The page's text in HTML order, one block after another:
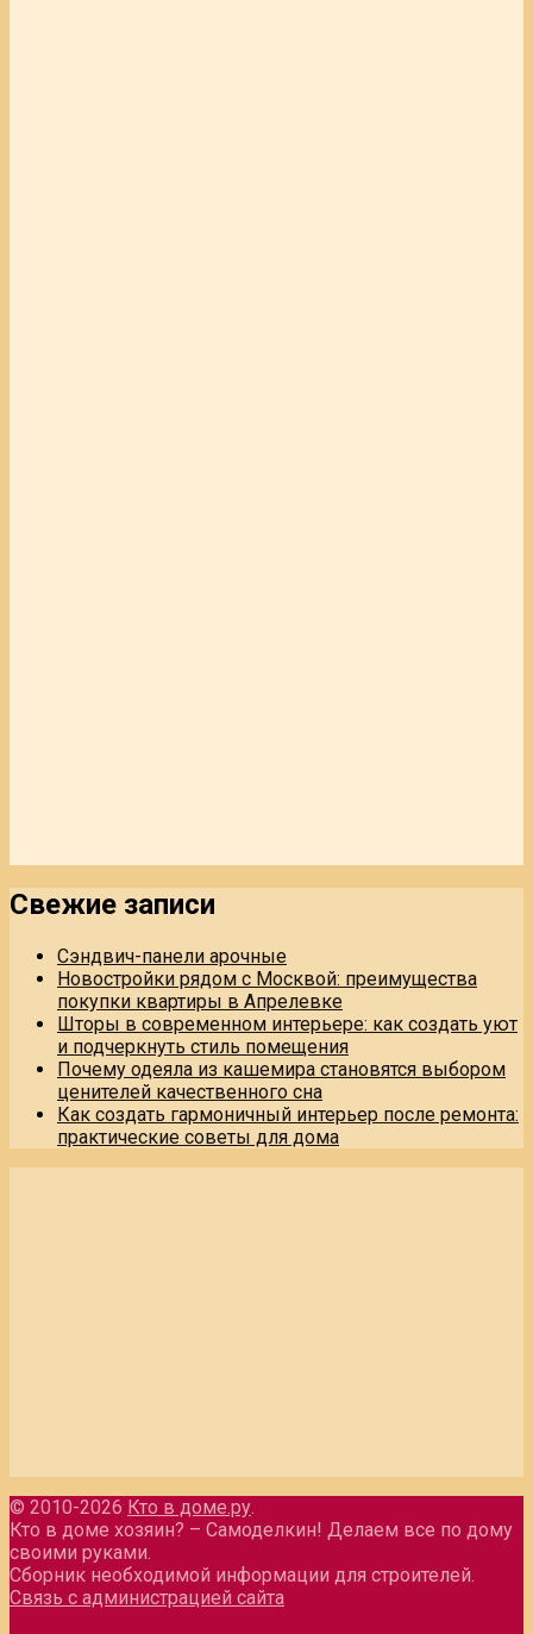
Свежие записи
Сэндвич-панели арочные
Новостройки рядом с Москвой: преимущества
покупки квартиры в Апрелевке
Шторы в современном интерьере: как создать уют
и подчеркнуть стиль помещения
Почему одеяла из кашемира становятся выбором
ценителей качественного сна
Как создать гармоничный интерьер после ремонта:
практические советы для дома
© 2010-2026 Кто в доме.ру.
Кто в доме хозяин? – Самоделкин! Делаем все по дому
своими руками.
Сборник необходимой информации для строителей.
Связь с администрацией сайта